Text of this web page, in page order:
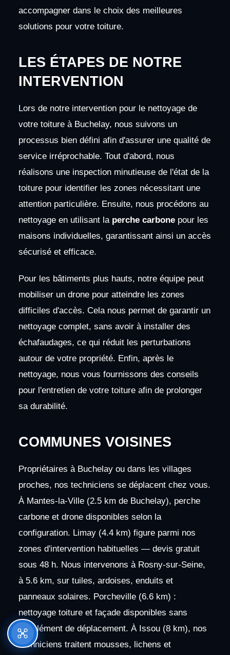
accompagner dans le choix des meilleures
solutions pour votre toiture.
LES ÉTAPES DE NOTRE
INTERVENTION
Lors de notre intervention pour le nettoyage de
votre toiture à Buchelay, nous suivons un
processus bien défini afin d'assurer une qualité de
service irréprochable. Tout d'abord, nous
réalisons une inspection minutieuse de l'état de la
toiture pour identifier les zones nécessitant une
attention particulière. Ensuite, nous procédons au
nettoyage en utilisant la perche carbonepour les
maisons individuelles, garantissant ainsi un accès
sécurisé et efficace.
Pour les bâtiments plus hauts, notre équipe peut
mobiliser un drone pour atteindre les zones
difficiles d'accès. Cela nous permet de garantir un
nettoyage complet, sans avoir à installer des
échafaudages, ce qui réduit les perturbations
autour de votre propriété. Enfin, après le
nettoyage, nous vous fournissons des conseils
pour l'entretien de votre toiture afin de prolonger
sa durabilité.
COMMUNES VOISINES
Propriétaires à Buchelay ou dans les villages
proches, nos techniciens se déplacent chez vous.
À Mantes-la-Ville (2.5 km de Buchelay), perche
carbone et drone disponibles selon la
configuration. Limay (4.4 km) figure parmi nos
zones d'intervention habituelles — devis gratuit
sous 48 h. Nous intervenons à Rosny-sur-Seine,
à 5.6 km, sur tuiles, ardoises, enduits et
panneaux solaires. Porcheville (6.6 km) :
nettoyage toiture et façade disponibles sans
supplément de déplacement. À Issou (8 km), nos
techniciens traitent mousses, lichens et